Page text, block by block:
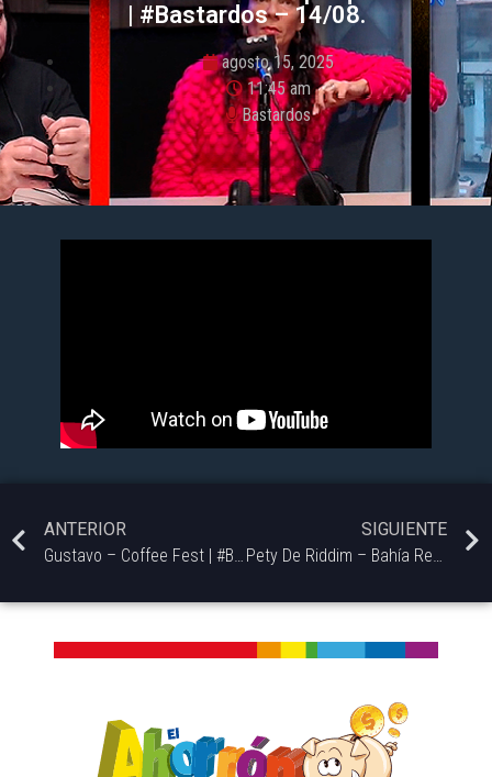
| #Bastardos – 14/08.
agosto 15, 2025
11:45 am
Bastardos
ANTERIOR
SIGUIENTE